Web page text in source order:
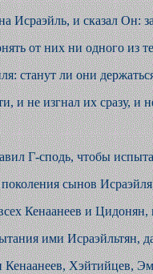
Исраэйль, и сказал Он:
от них ни одного из
станут ли они
и не изгнал их сразу, и
Г-сподь, чтобы
сынов
Кенаанеев и
ими Исраэйльтян,
Хэйтийцев,